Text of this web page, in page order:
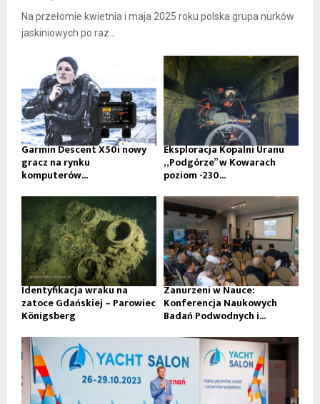
Na przełomie kwietnia i maja 2025 roku polska grupa nurków
jaskiniowych po raz...
Garmin Descent X50i nowy
gracz na rynku
komputerów...
Eksploracja Kopalni Uranu
„Podgórze” w Kowarach
poziom -230...
Identyfikacja wraku na
zatoce Gdańskiej – Parowiec
Königsberg
Zanurzeni w Nauce:
Konferencja Naukowych
Badań Podwodnych i...